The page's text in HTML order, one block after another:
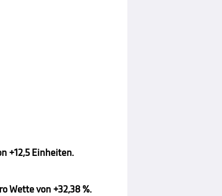
+12,5 Einheiten.
Wette von +32,38 %.